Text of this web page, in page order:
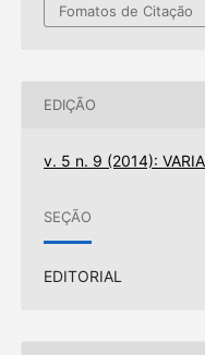
Fomatos de Citação
EDIÇÃO
v. 5 n. 9 (2014): VARIA
SEÇÃO
EDITORIAL